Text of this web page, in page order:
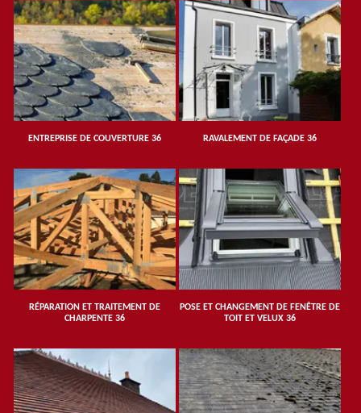
ENTREPRISE DE COUVERTURE 36 RAVALEMENT DE FAÇADE 36
RÉPARATION ET TRAITEMENT DE
CHARPENTE 36
POSE ET CHANGEMENT DE FENÊTRE DE
TOIT ET VELUX 36